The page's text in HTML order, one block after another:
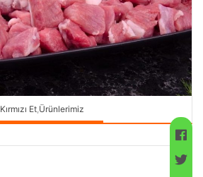
Kırmızı Et,Ürünlerimiz